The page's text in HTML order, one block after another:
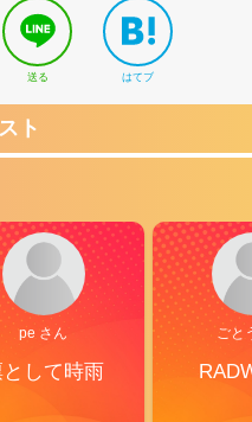
送る はてブ
ト
pe さん
して時雨
ごと